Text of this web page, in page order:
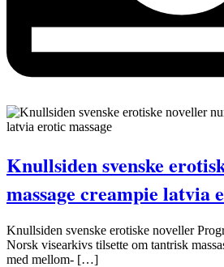
Knullsiden svenske
massage creampie latvia
Knullsiden svenske erotiske noveller
Norsk visearkivs tilsette om tantrisk
med mellom- […]